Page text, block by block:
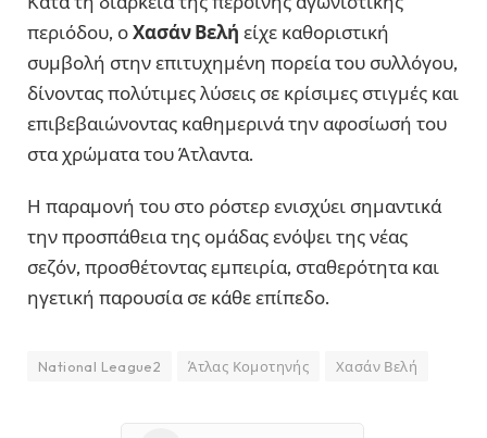
περιόδου, οΧασάν Βελή είχε καθοριστική
συμβολή στην επιτυχημένη πορεία του συλλόγου,
δίνοντας πολύτιμες λύσεις σε κρίσιμες στιγμές και
επιβεβαιώνοντας καθημερινά την αφοσίωσή του
στα χρώματα του Άτλαντα.
Η παραμονή του στο ρόστερ ενισχύει σημαντικά
την προσπάθεια της ομάδας ενόψει της νέας
σεζόν, προσθέτοντας εμπειρία, σταθερότητα και
ηγετική παρουσία σε κάθε επίπεδο.
National League2 Άτλας Κομοτηνής Χασάν Βελή